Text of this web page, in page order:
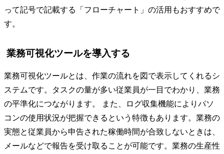
って記号で記載する「フローチャート」の活用もおすすめで
す。
業務可視化ツールを導入する
業務可視化ツールとは、作業の流れを図で表示してくれるシ
ステムです。タスクの量が多い従業員が一目でわかり、業務
の平準化につながります。 また、ログ収集機能によりパソ
コンの使用状況が把握できるという特徴もあります。業務の
実態と従業員から申告された稼働時間が合致しないときは、
メールなどで報告を受け取ることが可能です。業務の生産性